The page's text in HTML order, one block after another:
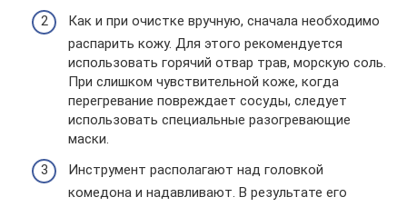
Как и при очистке вручную, сначала необходимо
распарить кожу. Для этого рекомендуется
использовать горячий отвар трав, морскую соль.
При слишком чувствительной коже, когда
перегревание повреждает сосуды, следует
использовать специальные разогревающие
маски.
Инструмент располагают над головкой
комедона и надавливают. В результате его